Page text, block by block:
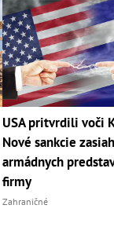
USA pritvrdili voči
Nové sankcie
armádnych
firmy
Zahraničné